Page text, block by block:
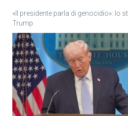
«Il presidente parla di genocidio»: lo
Trump